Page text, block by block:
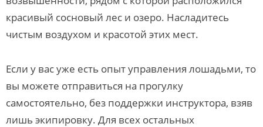
красивый сосновый лес и озеро. Насладитесь
чистым воздухом и красотой этих мест.
Если у вас уже есть опыт управления лошадьми, то
вы можете отправиться на прогулку
самостоятельно, без поддержки инструктора, взяв
лишь экипировку. Для всех остальных